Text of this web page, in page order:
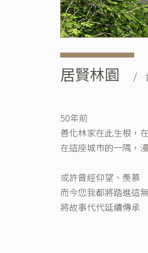
居賢林園 /
50年前
善化林家在此生根，
在這座城市的一隅，
或許曾經仰望、羨慕
而今您我都將踏進這
將故事代代延續傳承